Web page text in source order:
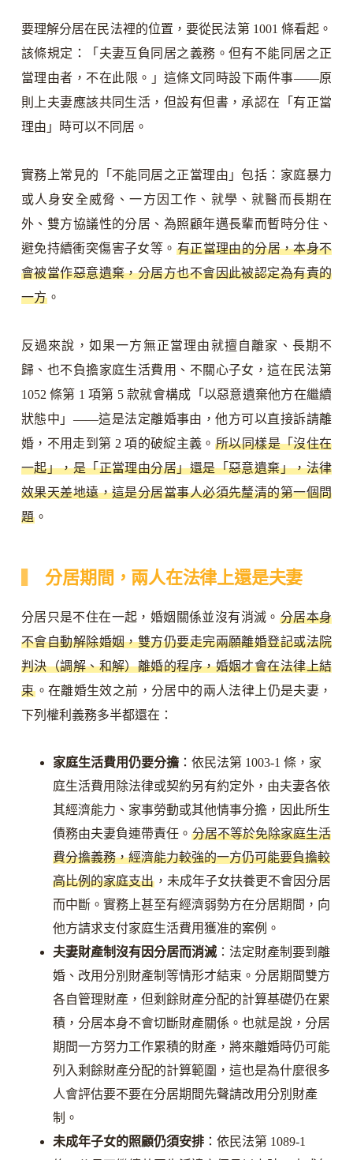
要理解分居在民法裡的位置，要從民法第 1001 條看起。
該條規定：「夫妻互負同居之義務。但有不能同居之正
當理由者，不在此限。」這條文同時設下兩件事——原
則上夫妻應該共同生活，但設有但書，承認在「有正當
理由」時可以不同居。
實務上常見的「不能同居之正當理由」包括：家庭暴力
或人身安全威脅、一方因工作、就學、就醫而長期在
外、雙方協議性的分居、為照顧年邁長輩而暫時分住、
避免持續衝突傷害子女等。 有正當理由的分居，本身不
會被當作惡意遺棄，分居方也不會因此被認定為有責的
一方 。
反過來說，如果一方無正當理由就擅自離家、長期不
歸、也不負擔家庭生活費用、不關心子女，這在民法第
1052 條第 1 項第 5 款就會構成「以惡意遺棄他方在繼續
狀態中」——這是法定離婚事由，他方可以直接訴請離
婚，不用走到第 2 項的破綻主義。 所以同樣是「沒住在
一起」，是「正當理由分居」還是「惡意遺棄」，法律
效果天差地遠，這是分居當事人必須先釐清的第一個問
題 。
分居期間，兩人在法律上還是夫妻
分居只是不住在一起，婚姻關係並沒有消滅。 分居本身
不會自動解除婚姻，雙方仍要走完兩願離婚登記或法院
判決（調解、和解）離婚的程序，婚姻才會在法律上結
束。在離婚生效之前，分居中的兩人法律上仍是夫妻，
下列權利義務多半都還在：
家庭生活費用仍要分擔：依民法第 1003-1 條，家
庭生活費用除法律或契約另有約定外，由夫妻各依
其經濟能力、家事勞動或其他情事分擔，因此所生
債務由夫妻負連帶責任。 分居不等於免除家庭生活
費分擔義務，經濟能力較強的一方仍可能要負擔較
高比例的家庭支出 ，未成年子女扶養更不會因分居
而中斷。實務上甚至有經濟弱勢方在分居期間，向
他方請求支付家庭生活費用獲准的案例。
夫妻財產制沒有因分居而消滅：法定財產制要到離
婚、改用分別財產制等情形才結束。分居期間雙方
各自管理財產，但剩餘財產分配的計算基礎仍在累
積，分居本身不會切斷財產關係。也就是說，分居
期間一方努力工作累積的財產，將來離婚時仍可能
列入剩餘財產分配的計算範圍，這也是為什麼很多
人會評估要不要在分居期間先聲請改用分別財產
制。
未成年子女的照顧仍須安排：依民法第 1089-1